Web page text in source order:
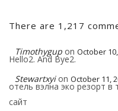
There are 1,217
Timothygup on October
Hello2. And Bye2.
Stewartxyi on October 11,
отель вэлна эко резорт
сайт